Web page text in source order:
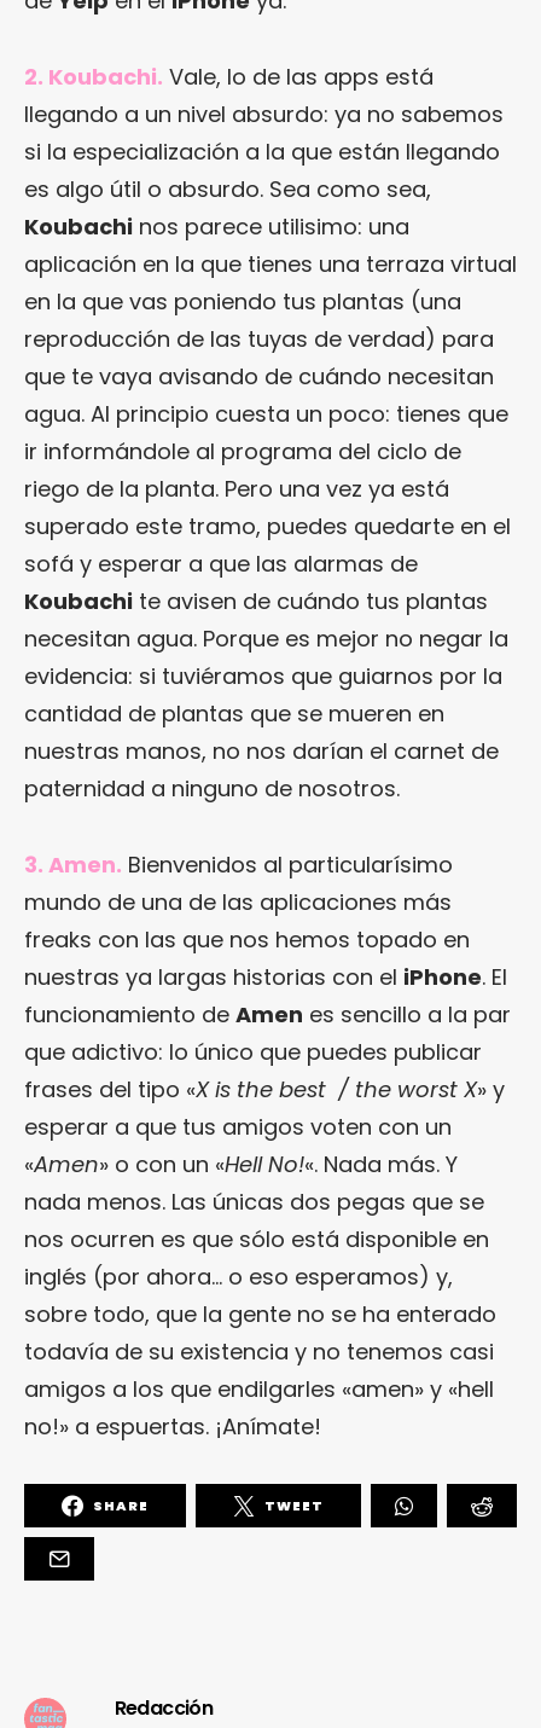
2. Koubachi. Vale, lo de las apps está
llegando a un nivel absurdo: ya no sabemos
si la especialización a la que están llegando
es algo útil o absurdo. Sea como sea,
Koubachi nos parece utilisimo: una
aplicación en la que tienes una terraza virtual
en la que vas poniendo tus plantas (una
reproducción de las tuyas de verdad) para
que te vaya avisando de cuándo necesitan
agua. Al principio cuesta un poco: tienes que
ir informándole al programa del ciclo de
riego de la planta. Pero una vez ya está
superado este tramo, puedes quedarte en el
sofá y esperar a que las alarmas de
Koubachi te avisen de cuándo tus plantas
necesitan agua. Porque es mejor no negar la
evidencia: si tuviéramos que guiarnos por la
cantidad de plantas que se mueren en
nuestras manos, no nos darían el carnet de
paternidad a ninguno de nosotros.
3. Amen. Bienvenidos al particularísimo
mundo de una de las aplicaciones más
freaks con las que nos hemos topado en
nuestras ya largas historias con el iPhone. El
funcionamiento de Amen es sencillo a la par
que adictivo: lo único que puedes publicar
frases del tipo «X is the best / the worst X» y
esperar a que tus amigos voten con un
«Amen» o con un «Hell No!«. Nada más. Y
nada menos. Las únicas dos pegas que se
nos ocurren es que sólo está disponible en
inglés (por ahora… o eso esperamos) y,
sobre todo, que la gente no se ha enterado
todavía de su existencia y no tenemos casi
amigos a los que endilgarles «amen» y «hell
no!» a espuertas. ¡Anímate!
SHARE TWEET
Redacción